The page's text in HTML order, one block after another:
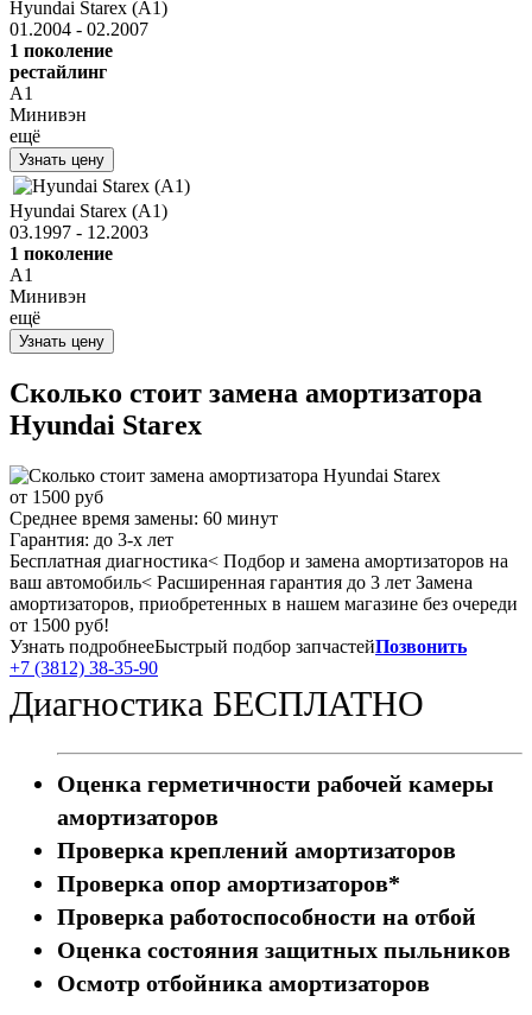
Hyundai Starex (A1)
01.2004 - 02.2007
1 поколение
рестайлинг
A1
Минивэн
ещё
Узнать цену
Hyundai Starex (A1)
03.1997 - 12.2003
1 поколение
A1
Минивэн
ещё
Узнать цену
Сколько стоит замена амортизатора
Hyundai Starex
от 1500 руб
Среднее время замены: 60 минут
Гарантия: до 3-х лет
Бесплатная диагностика< Подбор и замена амортизаторов на
ваш автомобиль< Расширенная гарантия до 3 лет Замена
амортизаторов, приобретенных в нашем магазине без очереди
от 1500 руб!
Узнать подробнееБыстрый подбор запчастейПозвонить
+7 (3812) 38-35-90
Диагностика БЕСПЛАТНО
Оценка герметичности рабочей камеры
амортизаторов
Проверка креплений амортизаторов
Проверка опор амортизаторов*
Проверка работоспособности на отбой
Оценка состояния защитных пыльников
Осмотр отбойника амортизаторов